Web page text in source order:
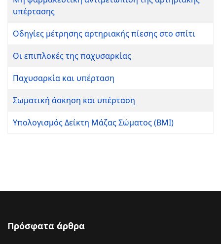
υπέρτασης
Οδηγίες μέτρησης αρτηριακής πίεσης στο σπίτι
Οι επιπλοκές της παχυσαρκίας
Παχυσαρκία και υπέρταση
Σωματική άσκηση και υπέρταση
Υπολογισμός Δείκτη Μάζας Σώματος (BMI)
Πρόσφατα άρθρα